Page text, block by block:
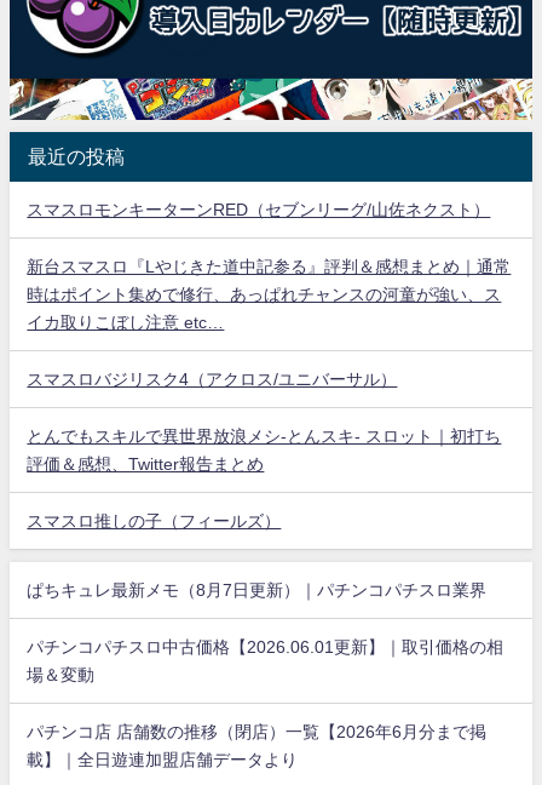
最近の投稿
スマスロモンキーターンRED（セブンリーグ/山佐ネクスト）
新台スマスロ『Lやじきた道中記参る』評判＆感想まとめ｜通常
時はポイント集めで修行、あっぱれチャンスの河童が強い、ス
イカ取りこぼし注意 etc…
スマスロバジリスク4（アクロス/ユニバーサル）
とんでもスキルで異世界放浪メシ-とんスキ- スロット｜初打ち
評価＆感想、Twitter報告まとめ
スマスロ推しの子（フィールズ）
ぱちキュレ最新メモ（8月7日更新）｜パチンコパチスロ業界
パチンコパチスロ中古価格【2026.06.01更新】｜取引価格の相
場＆変動
パチンコ店 店舗数の推移（閉店）一覧【2026年6月分まで掲
載】｜全日遊連加盟店舗データより